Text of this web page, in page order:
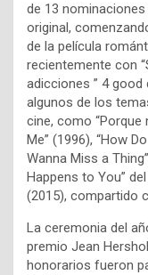
de 13
original,
de la película
recientemente con
adicciones ” 4 good
algunos de los
cine, como “Porque
Me” (1996), “How
Wanna Miss a
Happens to You”
(2015), compartido
La ceremonia del
premio Jean
honorarios fueron